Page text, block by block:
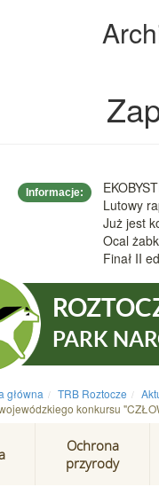
Informacje:
Lutowy
Już jest
Ocal
Finał II
PARK
główna TRB Roztocze
konkursu
Ochrona
przyrody